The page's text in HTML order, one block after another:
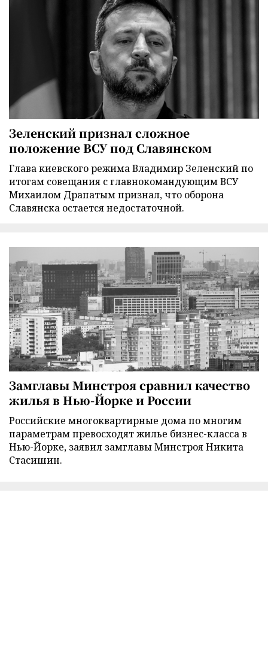
Зеленский признал сложное
положение ВСУ под Славянском
Глава киевского режима Владимир Зеленский по
итогам совещания с главнокомандующим ВСУ
Михаилом Драпатым признал, что оборона
Славянска остается недостаточной.
Замглавы Минстроя сравнил качество
жилья в Нью-Йорке и России
Российские многоквартирные дома по многим
параметрам превосходят жилье бизнес-класса в
Нью-Йорке, заявил замглавы Минстроя Никита
Стасишин.